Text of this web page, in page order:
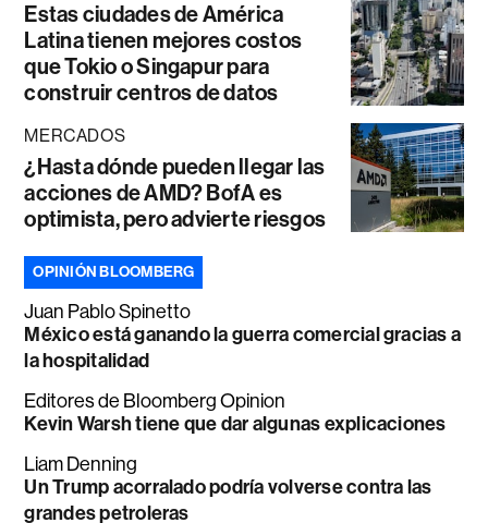
Estas ciudades de América
Latina tienen mejores costos
que Tokio o Singapur para
construir centros de datos
MERCADOS
¿Hasta dónde pueden llegar las
acciones de AMD? BofA es
optimista, pero advierte riesgos
OPINIÓN BLOOMBERG
Juan Pablo Spinetto
México está ganando la guerra comercial gracias a
la hospitalidad
Editores de Bloomberg Opinion
Kevin Warsh tiene que dar algunas explicaciones
Liam Denning
Un Trump acorralado podría volverse contra las
grandes petroleras